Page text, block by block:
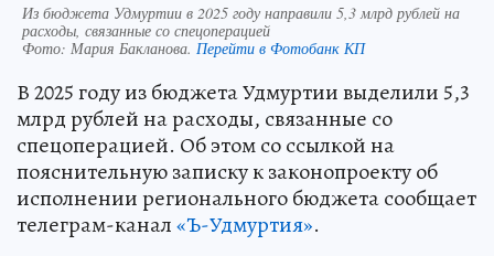
Из бюджета Удмуртии в 2025 году направили 5,3 млрд рублей на
расходы, связанные со спецоперацией
Фото: Мария Бакланова. Перейти в Фотобанк КП
В 2025 году из бюджета Удмуртии выделили 5,3
млрд рублей на расходы, связанные со
спецоперацией. Об этом со ссылкой на
пояснительную записку к законопроекту об
исполнении регионального бюджета сообщает
телеграм-канал«Ъ-Удмуртия».